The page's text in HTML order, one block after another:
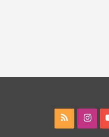
يوتيوب انستقرام